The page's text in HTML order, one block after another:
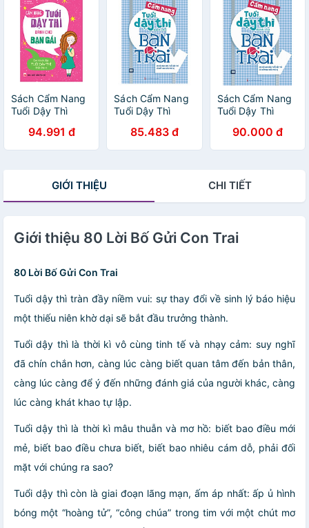
Sách Cẩm Nang
Tuổi Dậy Thì
94.991 đ
Sách Cẩm Nang
Tuổi Dậy Thì
Trai85.483 đ
Sách Cẩm Nang
Tuổi Dậy Thì
Trai90.000 đ
GIỚI THIỆU CHI TIẾT
Giới thiệu 80 Lời Bố Gửi Con Trai
80 Lời Bố Gửi Con Trai
Tuổi dậy thì tràn đầy niềm vui: sự thay đổi về sinh lý báo hiệu
một thiếu niên khờ dại sẽ bắt đầu trưởng thành.
Tuổi dậy thì là thời kì vô cùng tinh tế và nhạy cảm: suy nghĩ
đã chín chắn hơn, càng lúc càng biết quan tâm đến bản thân,
càng lúc càng để ý đến những đánh giá của người khác, càng
lúc càng khát khao tự lập.
Tuổi dậy thì là thời kì mâu thuẫn và mơ hồ: biết bao điều mới
mẻ, biết bao điều chưa biết, biết bao nhiêu cám dỗ, phải đối
mặt với chúng ra sao?
Tuổi dậy thì còn là giai đoạn lãng mạn, ấm áp nhất: ấp ủ hình
bóng một “hoàng tử”, “công chúa” trong tim với một chút mơ